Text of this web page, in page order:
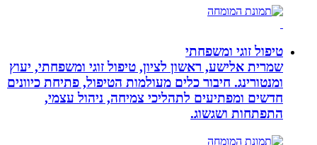
טיפול זוגי ומשפחתי
שמרית אלישע, ראשון לציון, טיפול זוגי ומשפחתי, יעוץ
ומנטורינג. חיבור כלים מעולמות הטיפול, פתיחת כיוונים
חדשים ומפתיעים לתהליכי צמיחה, ניהול עצמי,
התפתחות ושגשוג.